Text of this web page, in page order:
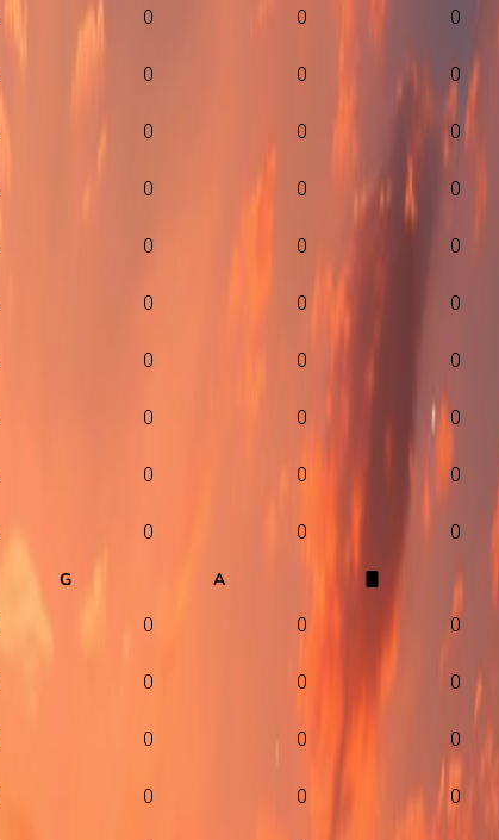
0 0 0
0 0 0
0 0 0
0 0 0
0 0 0
0 0 0
0 0 0
0 0 0
0 0 0
0 0 0
G
A
0 0 0
0 0 0
0 0 0
0 0 0